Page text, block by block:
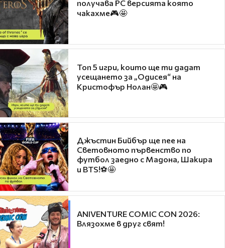
получава PC версията която
чакахме🎮🤩
Топ 5 игри, които ще ти дадат
усещането за „Одисея“ на
Кристофър Нолан🤩🎮
Джъстин Бийбър ще пее на
Световното първенство по
футбол заедно с Мадона, Шакира
и BTS!⚽🤩
ANIVENTURE COMIC CON 2026:
Влязохме в друг свят!